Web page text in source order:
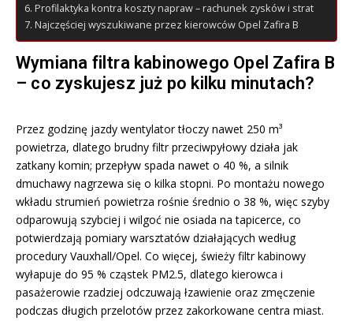
Profilaktyka kontra koszty napraw – rachunek zysków i strat
Najczęściej wyszukiwane przez kierowców Opel Zafira B
Wymiana filtra kabinowego Opel Zafira B
– co zyskujesz już po kilku minutach?
Przez godzinę jazdy wentylator tłoczy nawet 250 m³
powietrza, dlatego brudny filtr przeciwpyłowy działa jak
zatkany komin; przepływ spada nawet o 40 %, a silnik
dmuchawy nagrzewa się o kilka stopni. Po montażu nowego
wkładu strumień powietrza rośnie średnio o 38 %, więc szyby
odparowują szybciej i wilgoć nie osiada na tapicerce, co
potwierdzają pomiary warsztatów działających według
procedury Vauxhall/Opel. Co więcej, świeży filtr kabinowy
wyłapuje do 95 % cząstek PM2.5, dlatego kierowca i
pasażerowie rzadziej odczuwają łzawienie oraz zmęczenie
podczas długich przelotów przez zakorkowane centra miast.